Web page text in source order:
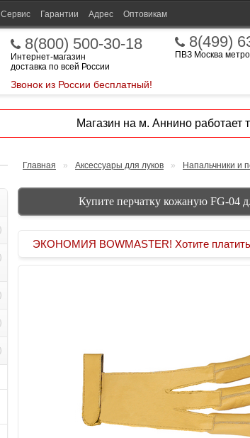
Сервис Гарантии Адрес Оптовикам
8(800) 500-30-18
Интернет-магазин
доставка по всей России
Звонок из России бесплатный!
8(499)
ПВЗ Москва
Магазин на м. Аннино работает
Главная » Аксессуары для луков » Напальчники и
Купите перчатку кожаную FG-04
ЭКОНОМИЯ BOWMASTER! Хотите